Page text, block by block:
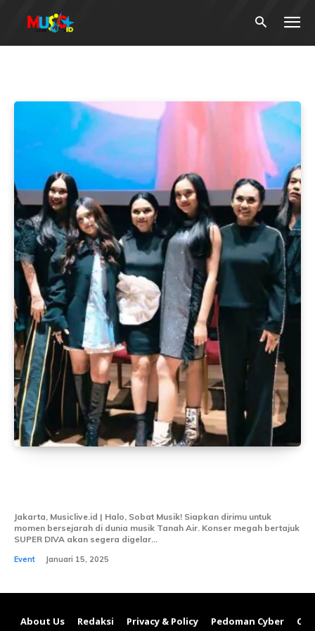
Tag:Pristine
Jakarta, Musiclive.id | Halo, Sobat Musik! Siapkan dirimu untuk
momen bersejarah di dunia musik Tanah Air. Konser megah bertajuk
SUPER DIVA akan segera digelar...
Event Januari 15, 2025
About Us Redaksi Privacy & Policy Pedoman Cyber